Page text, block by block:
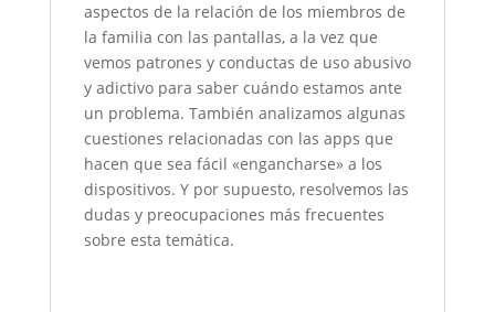
aspectos de la relación de los miembros de
la familia con las pantallas, a la vez que
vemos patrones y conductas de uso abusivo
y adictivo para saber cuándo estamos ante
un problema. También analizamos algunas
cuestiones relacionadas con las apps que
hacen que sea fácil «engancharse» a los
dispositivos. Y por supuesto, resolvemos las
dudas y preocupaciones más frecuentes
sobre esta temática.